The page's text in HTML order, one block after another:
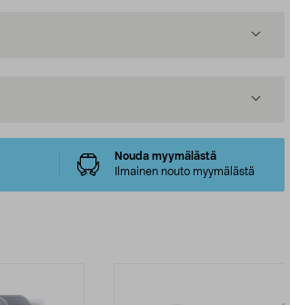
Nouda myymälästä
Ilmainen nouto myymälästä